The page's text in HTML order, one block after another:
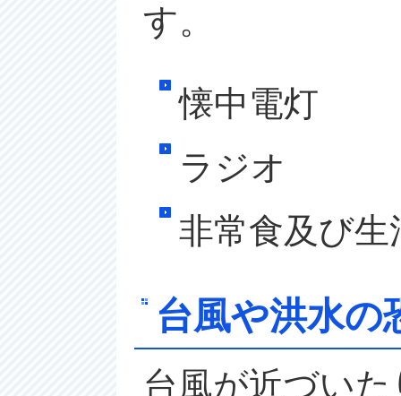
す。
懐中電灯
ラジオ
非常食及び生
台風や洪水の
台風が近づい